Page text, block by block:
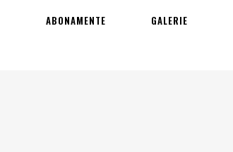
ABONAMENTE GALERIE